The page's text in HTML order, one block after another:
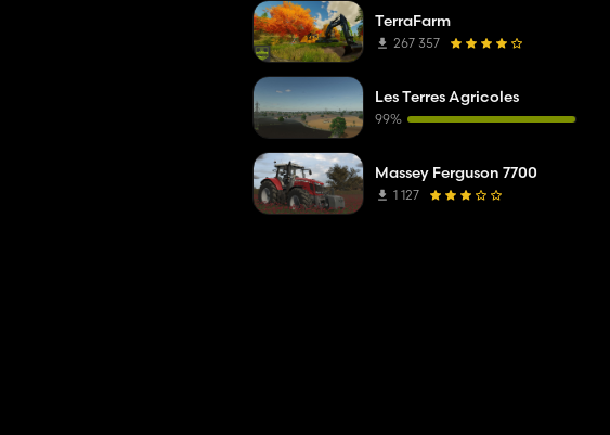
TerraFarm
267 357
Les Terres Agricoles
99%
Massey Ferguson 7700
1 127